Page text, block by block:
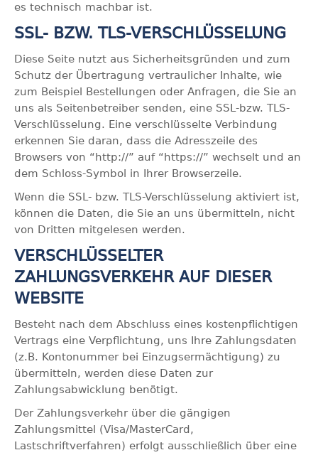
es technisch machbar ist.
SSL- BZW. TLS-VERSCHLÜSSELUNG
Diese Seite nutzt aus Sicherheitsgründen und zum
Schutz der Übertragung vertraulicher Inhalte, wie
zum Beispiel Bestellungen oder Anfragen, die Sie an
uns als Seitenbetreiber senden, eine SSL-bzw. TLS-
Verschlüsselung. Eine verschlüsselte Verbindung
erkennen Sie daran, dass die Adresszeile des
Browsers von “http://” auf “https://” wechselt und an
dem Schloss-Symbol in Ihrer Browserzeile.
Wenn die SSL- bzw. TLS-Verschlüsselung aktiviert ist,
können die Daten, die Sie an uns übermitteln, nicht
von Dritten mitgelesen werden.
VERSCHLÜSSELTER
ZAHLUNGSVERKEHR AUF DIESER
WEBSITE
Besteht nach dem Abschluss eines kostenpflichtigen
Vertrags eine Verpflichtung, uns Ihre Zahlungsdaten
(z.B. Kontonummer bei Einzugsermächtigung) zu
übermitteln, werden diese Daten zur
Zahlungsabwicklung benötigt.
Der Zahlungsverkehr über die gängigen
Zahlungsmittel (Visa/MasterCard,
Lastschriftverfahren) erfolgt ausschließlich über eine